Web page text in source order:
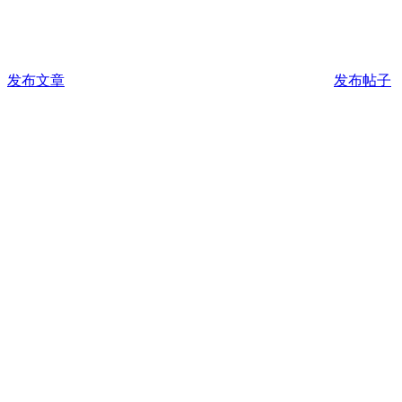
发布文章 发布帖子